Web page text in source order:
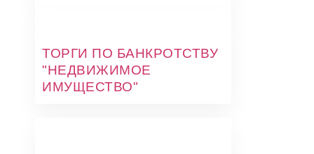
ТОРГИ ПО БАНКРОТСТВУ
"НЕДВИЖИМОЕ
ИМУЩЕСТВО"